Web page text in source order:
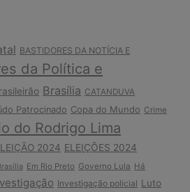
BASTIDORES DA NOTÍCIA E
da Política e
Brasília CATANDUVA
Patrocinado Copa do Mundo Crime
do Rodrigo Lima
2024 ELEIÇÕES 2024
Em Rio Preto Governo Lula Há
Investigação policial Luto